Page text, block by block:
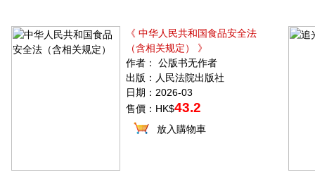
《 中华人民共和国食品安全法
（含相关规定） 》
作者： 公版书无作者
出版：人民法院出版社
日期：2026-03
售價：HK$43.2
放入購物車